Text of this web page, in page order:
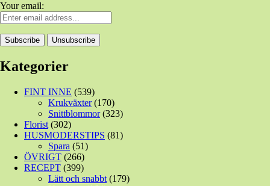
Your email:
Kategorier
FINT INNE (539)
Krukväxter(170)
Snittblommor(323)
Florist (302)
HUSMODERSTIPS (81)
Spara (51)
ÖVRIGT (266)
RECEPT (399)
Lätt och snabbt (179)